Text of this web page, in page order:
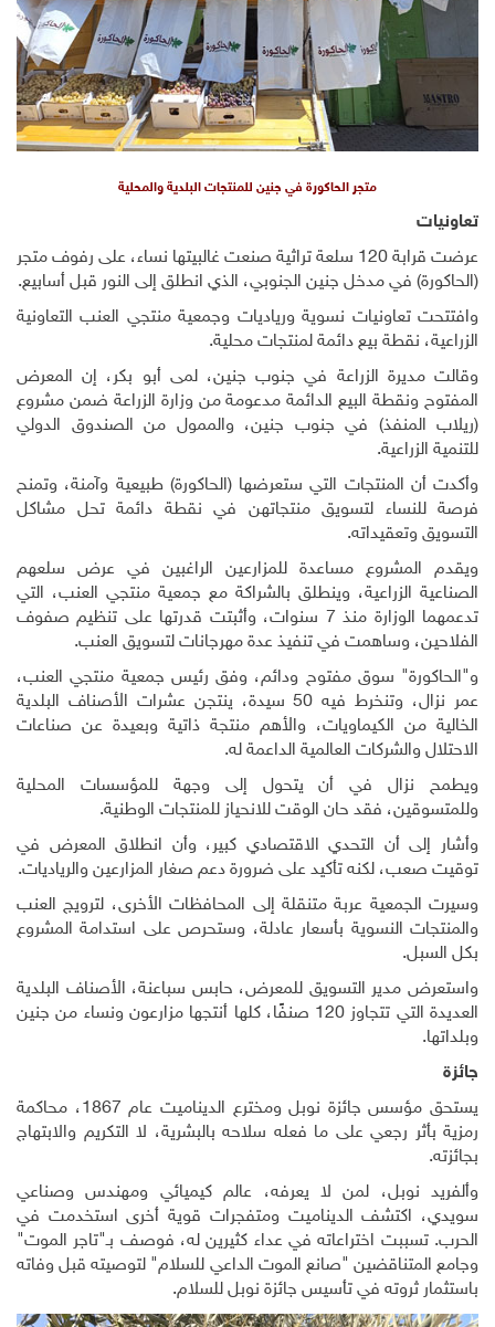
متجر الحاكورة في جنين للمنتجات البلدية والمحلية
تعاونيات
عرضت قرابة 120 سلعة تراثية صنعت غالبيتها نساء، على رفوف متجر
(الحاكورة) في مدخل جنين الجنوبي، الذي انطلق إلى النور قبل أسابيع.
وافتتحت تعاونيات نسوية ورياديات وجمعية منتجي العنب التعاونية
الزراعية، نقطة بيع دائمة لمنتجات محلية.
وقالت مديرة الزراعة في جنوب جنين، لمى أبو بكر، إن المعرض
المفتوح ونقطة البيع الدائمة مدعومة من وزارة الزراعة ضمن مشروع
(ريلاب المنفذ) في جنوب جنين، والممول من الصندوق الدولي
للتنمية الزراعية.
وأكدت أن المنتجات التي ستعرضها (الحاكورة) طبيعية وآمنة، وتمنح
فرصة للنساء لتسويق منتجاتهن في نقطة دائمة تحل مشاكل
التسويق وتعقيداته.
ويقدم المشروع مساعدة للمزارعين الراغبين في عرض سلعهم
الصناعية الزراعية، وينطلق بالشراكة مع جمعية منتجي العنب، التي
تدعمهما الوزارة منذ 7 سنوات، وأثبتت قدرتها على تنظيم صفوف
الفلاحين، وساهمت في تنفيذ عدة مهرجانات لتسويق العنب.
و"الحاكورة" سوق مفتوح ودائم، وفق رئيس جمعية منتجي العنب،
عمر نزال، وتنخرط فيه 50 سيدة، ينتجن عشرات الأصناف البلدية
الخالية من الكيماويات، والأهم منتجة ذاتية وبعيدة عن صناعات
الاحتلال والشركات العالمية الداعمة له.
ويطمح نزال في أن يتحول إلى وجهة للمؤسسات المحلية
وللمتسوقين، فقد حان الوقت للانحياز للمنتجات الوطنية.
وأشار إلى أن التحدي الاقتصادي كبير، وأن انطلاق المعرض في
توقيت صعب، لكنه تأكيد على ضرورة دعم صغار المزارعين والرياديات.
وسيرت الجمعية عربة متنقلة إلى المحافظات الأخرى، لترويج العنب
والمنتجات النسوية بأسعار عادلة، وستحرص على استدامة المشروع
بكل السبل.
واستعرض مدير التسويق للمعرض، حابس سباعنة، الأصناف البلدية
العديدة التي تتجاوز 120 صنفًا، كلها أنتجها مزارعون ونساء من جنين
وبلداتها.
جائزة
يستحق مؤسس جائزة نوبل ومخترع الديناميت عام 1867، محاكمة
رمزية بأثر رجعي على ما فعله سلاحه بالبشرية، لا التكريم والابتهاج
بجائزته.
وألفريد نوبل، لمن لا يعرفه، عالم كيميائي ومهندس وصناعي
سويدي، اكتشف الديناميت ومتفجرات قوية أخرى استخدمت في
الحرب. تسببت اختراعاته في عداء كثيرين له، فوصف بـ"تاجر الموت"
وجامع المتناقضين "صانع الموت الداعي للسلام" لتوصيته قبل وفاته
باستثمار ثروته في تأسيس جائزة نوبل للسلام.